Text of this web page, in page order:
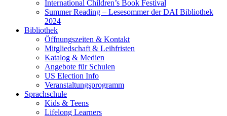
International Children’s Book Festival
Summer Reading – Lesesommer der DAI Bibliothek
2024
Bibliothek
Öffnungszeiten & Kontakt
Mitgliedschaft & Leihfristen
Katalog & Medien
Angebote für Schulen
US Election Info
Veranstaltungsprogramm
Sprachschule
Kids & Teens
Lifelong Learners